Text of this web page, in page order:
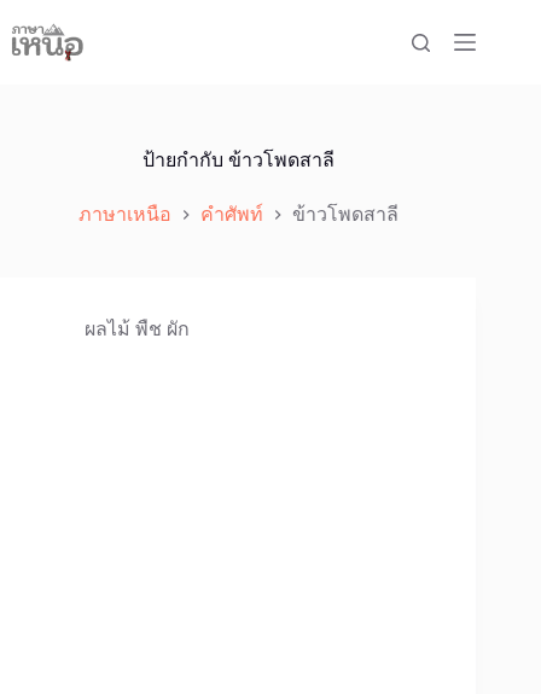
to
content
ป้ายกำกับ ข้าวโพดสาลี
ภาษาเหนือ คำศัพท์ ข้าวโพดสาลี
ผลไม้ พืช ผัก